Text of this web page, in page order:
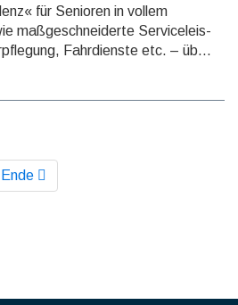
für Senio­ren in vol­lem
maß­ge­schnei­derte Ser­vice­leis­
Fahr­dienste etc. – üb...
Ende